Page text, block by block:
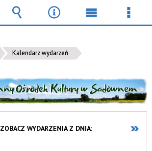
Kalendarz wydarzeń
ZOBACZ WYDARZENIA Z DNIA:
Wyszukiwarka
Narzędzia
Menu